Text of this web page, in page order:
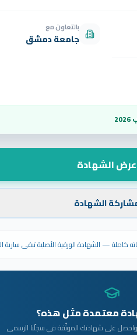
بالتعاون مع
جامعة دمشق
عرض الشهادة
الشهادة
معتمدة مثل هذه؟
واحصل على شهادتك الموثّقة في سجلّنا الرسمي